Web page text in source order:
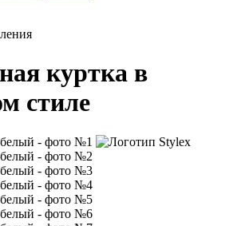
куртка в
стиле